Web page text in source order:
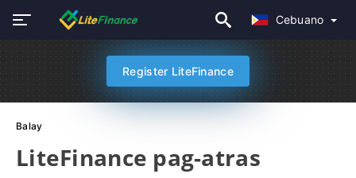
Cebuano
Register LiteFinance
Balay
LiteFinance pag-atras